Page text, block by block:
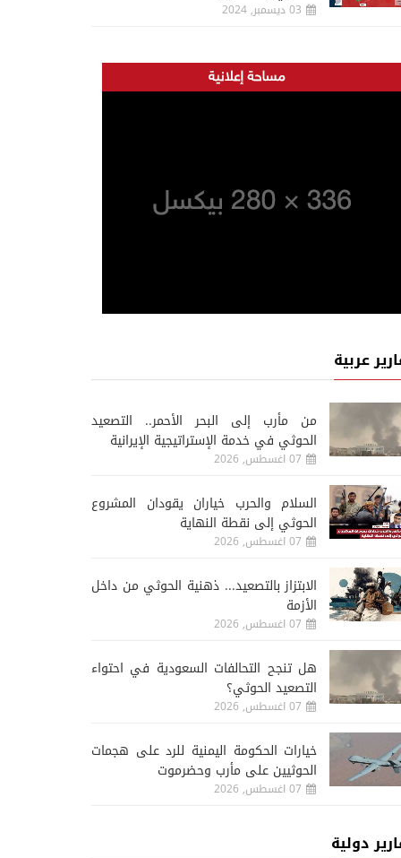
03 ديسمبر, 2024
عربية
من مأرب إلى البحر الأحمر.. التصعيد
الحوثي في خدمة الإستراتيجية الإيرانية
07 اغسطس, 2026
السلام والحرب خياران يقودان المشروع
الحوثي إلى نقطة النهاية
07 اغسطس, 2026
الابتزاز بالتصعيد... ذهنية الحوثي من داخل
الأزمة
07 اغسطس, 2026
هل تنجح التحالفات السعودية في احتواء
التصعيد الحوثي؟
07 اغسطس, 2026
خيارات الحكومة اليمنية للرد على هجمات
الحوثيين على مأرب وحضرموت
07 اغسطس, 2026
دولية